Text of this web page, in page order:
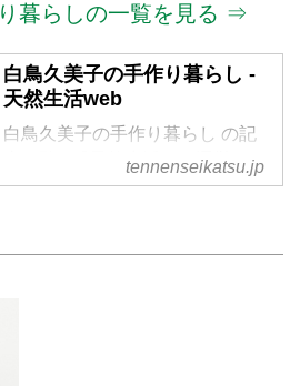
暮らしの一覧を見る ⇒
白鳥久美子の手作り暮らし -
天然生活web
白鳥久美子の手作り暮らし の記
事一覧 - 『天然生活』が運営する
暮らしの情報サイト。食やファッ
配信
tennenseikatsu.jp